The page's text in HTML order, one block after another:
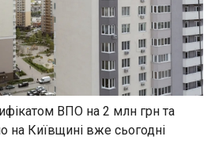
ВПО на 2 млн грн та
на Київщині вже сьогодні